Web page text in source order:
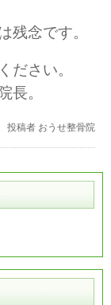
残念です。
ださい。
。
投稿者 おうせ整骨院